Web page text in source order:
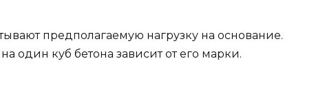
предполагаемую нагрузку на основание.
один куб бетона зависит от его марки.